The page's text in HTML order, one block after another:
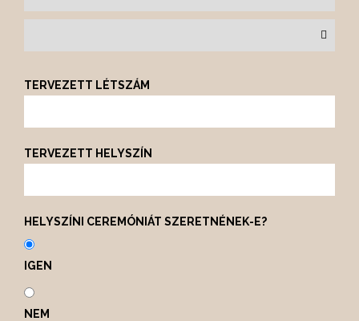
TERVEZETT LÉTSZÁM
TERVEZETT HELYSZÍN
HELYSZÍNI CEREMÓNIÁT SZERETNÉNEK-E?
IGEN
NEM